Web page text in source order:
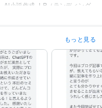
AI小説作成 LP（ランディング
もっと見る